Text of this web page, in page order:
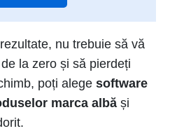
nu trebuie să vă
la zero și să pierdeți
poți alege software
marca albă și